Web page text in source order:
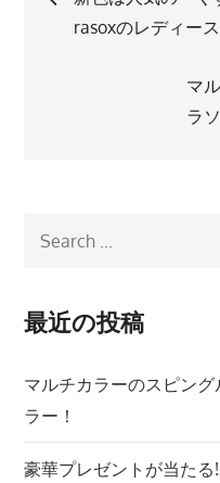
シ
ョ
ン
rasoxのレディース
マ
ラ
最近の投稿
マルチカラーのスピン
ラー！
豪華プレゼントが当たる